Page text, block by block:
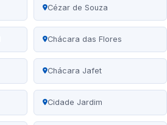
Cézar de Souza
Chácara das Flores
Chácara Jafet
Cidade Jardim